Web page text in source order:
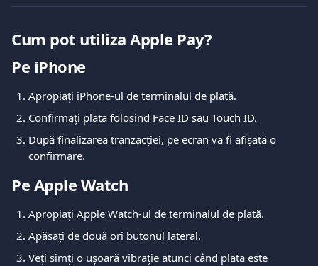
Cum pot utiliza Apple Pay?
Pe iPhone
Apropiați iPhone-ul de terminalul de plată.
Confirmați plata folosind Face ID sau Touch ID.
După finalizarea tranzacției, pe ecran va fi afișată o
confirmare.
Pe Apple Watch
Apropiați Apple Watch-ul de terminalul de plată.
Apăsați de două ori butonul lateral.
Veți simți o ușoară vibrație atunci când plata este